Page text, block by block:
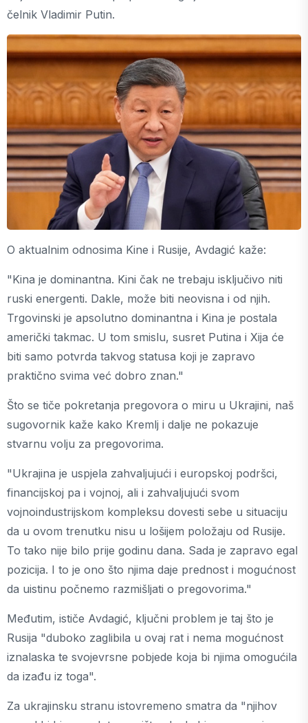
čelnik Vladimir Putin.
O aktualnim odnosima Kine i Rusije, Avdagić kaže:
"Kina je dominantna. Kini čak ne trebaju isključivo niti
ruski energenti. Dakle, može biti neovisna i od njih.
Trgovinski je apsolutno dominantna i Kina je postala
američki takmac. U tom smislu, susret Putina i Xija će
biti samo potvrda takvog statusa koji je zapravo
praktično svima već dobro znan."
Što se tiče pokretanja pregovora o miru u Ukrajini, naš
sugovornik kaže kako Kremlj i dalje ne pokazuje
stvarnu volju za pregovorima.
"Ukrajina je uspjela zahvaljujući i europskoj podršci,
financijskoj pa i vojnoj, ali i zahvaljujući svom
vojnoindustrijskom kompleksu dovesti sebe u situaciju
da u ovom trenutku nisu u lošijem položaju od Rusije.
To tako nije bilo prije godinu dana. Sada je zapravo egal
pozicija. I to je ono što njima daje prednost i mogućnost
da uistinu počnemo razmišljati o pregovorima."
Međutim, ističe Avdagić, ključni problem je taj što je
Rusija "duboko zaglibila u ovaj rat i nema mogućnost
iznalaska te svojevrsne pobjede koja bi njima omogućila
da izađu iz toga".
Za ukrajinsku stranu istovremeno smatra da "njihov